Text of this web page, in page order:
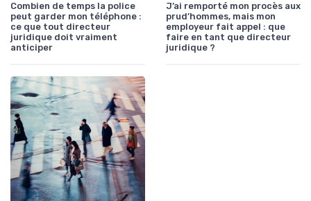
Combien de temps la police
peut garder mon téléphone :
ce que tout directeur
juridique doit vraiment
anticiper
J’ai remporté mon procès aux
prud’hommes, mais mon
employeur fait appel : que
faire en tant que directeur
juridique ?